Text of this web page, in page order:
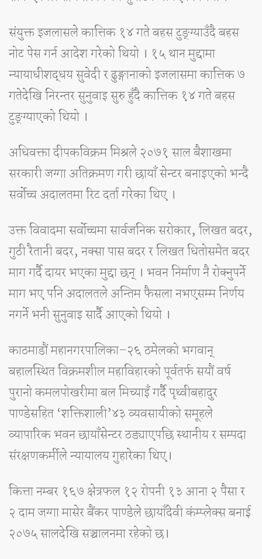
संयुक्त इजलासले कात्तिक १४ गते बहस टुङ्ग्याउँदै बहस
नोट पेस गर्न आदेश गरेको थियो । १५ थान मुद्दामा
न्यायाधीशद्धय सुवेदी र ढुङ्गानाको इजलासमा कात्तिक ७
गतेदेखि निरन्तर सुनुवाइ सुरु हुँदै कात्तिक १४ गते बहस
टुङ्ग्याएको थियो ।
अधिवक्ता दीपकविक्रम मिश्रले २०७१ साल बैशाखमा
सरकारी जग्गा अतिक्रमण गरी छायाँ सेन्टर बनाइएको भन्दै
सर्वोच्च अदालतमा रिट दर्ता गरेका थिए ।
उक्त विवादमा सर्वोच्चमा सार्वजनिक सरोकार, लिखत बदर,
गुठी रैतानी बदर, नक्सा पास बदर र लिखत धितोसमेत बदर
माग गर्दै दायर भएका मुद्दा छन् । भवन निर्माण नै रोक्नुपर्ने
माग भए पनि अदालतले अन्तिम फैसला नभएसम्म निर्णय
नगर्ने भनी सुनुवाइ सार्दै आएको थियो ।
काठमाडौं महानगरपालिका–२६ ठमेलको भगवान्
बहालस्थित विक्रमशील महाविहारको पूर्वतर्फ सयौं वर्ष
पुरानो कमलपोखरीमा बल मिच्याइँ गर्दै पृथ्वीबहादुर
पाण्डेसहित ‘शक्तिशाली’४३ व्यवसायीको समूहले
व्यापारिक भवन छायाँसेन्टर ठड्याएपछि स्थानीय र सम्पदा
संरक्षणकर्मीले न्यायालय गुहारेका थिए।
कित्ता नम्बर १६७ क्षेत्रफल १२ रोपनी १३ आना २ पैसा र
२ दाम जग्गा मासेर बैंकर पाण्डेले छायाँदेवी कंम्प्लेक्स बनाई
२०७५ सालदेखि सञ्चालनमा रहेको छ।